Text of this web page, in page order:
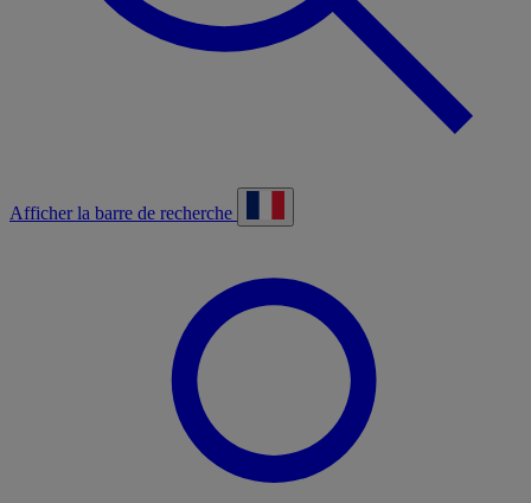
Afficher la barre de recherche